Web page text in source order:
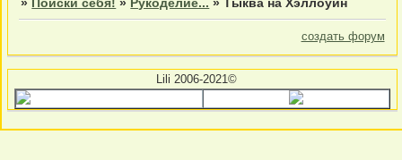
» Поиски себя! » Рукоделие... »Тыква на Хэллоуин
создать форум
Lili 2006-2021©